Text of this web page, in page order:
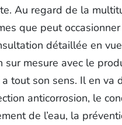
Au regard de la
que peut
détaillée en
sur mesure avec le
tout son sens. Il en va
anticorrosion, le
de l’eau, la